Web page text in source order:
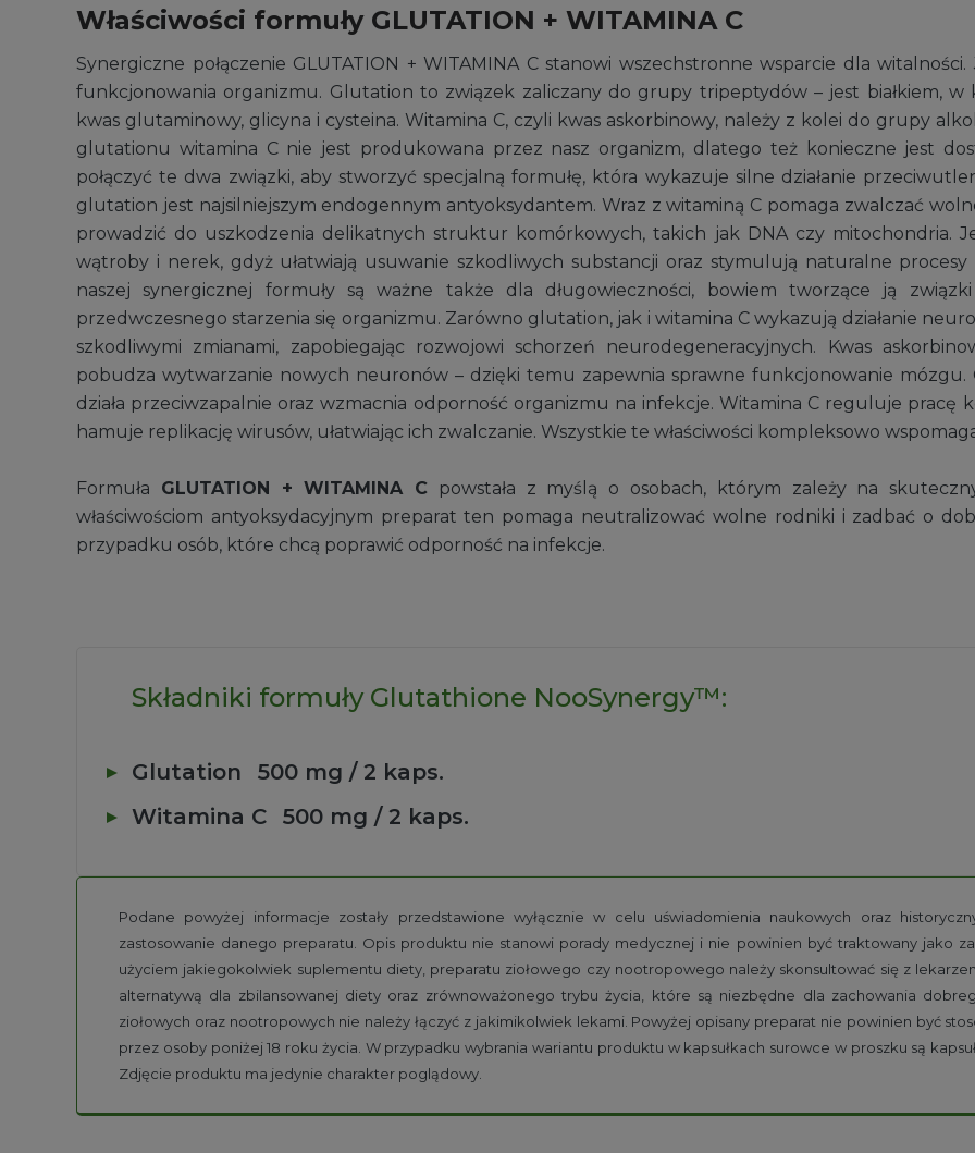
Właściwości formuły GLUTATION + WITAMINA C
Synergiczne połączenie GLUTATION + WITAMINA C stanowi wszechstronne wsparcie dla
funkcjonowania organizmu. Glutation to związek zaliczany do grupy tripeptydów – jest białkiem, w
kwas glutaminowy, glicyna i cysteina. Witamina C, czyli kwas askorbinowy, należy z kolei do grupy
glutationu witamina C nie jest produkowana przez nasz organizm, dlatego też konieczne jest
połączyć te dwa związki, aby stworzyć specjalną formułę, która wykazuje silne działanie
glutation jest najsilniejszym endogennym antyoksydantem. Wraz z witaminą C pomaga zwalczać
prowadzić do uszkodzenia delikatnych struktur komórkowych, takich jak DNA czy mitochondria.
wątroby i nerek, gdyż ułatwiają usuwanie szkodliwych substancji oraz stymulują naturalne procesy
naszej synergicznej formuły są ważne także dla długowieczności, bowiem tworzące ją
przedwczesnego starzenia się organizmu. Zarówno glutation, jak i witamina C wykazują działanie
szkodliwymi zmianami, zapobiegając rozwojowi schorzeń neurodegeneracyjnych. Kwas
pobudza wytwarzanie nowych neuronów – dzięki temu zapewnia sprawne funkcjonowanie mózgu.
działa przeciwzapalnie oraz wzmacnia odporność organizmu na infekcje. Witamina C reguluje
hamuje replikację wirusów, ułatwiając ich zwalczanie. Wszystkie te właściwości kompleksowo
Formuła GLUTATION + WITAMINA C powstała z myślą o osobach, którym zależy na
właściwościom antyoksydacyjnym preparat ten pomaga neutralizować wolne rodniki i zadbać o
przypadku osób, które chcą poprawić odporność na infekcje.
Składniki formuły Glutathione NooSynergy™:
Glutation
500 mg / 2 kaps.
Witamina C
500 mg / 2 kaps.
Podane powyżej informacje zostały przedstawione wyłącznie w celu uświadomienia naukowych oraz
zastosowanie danego preparatu. Opis produktu nie stanowi porady medycznej i nie powinien być traktowany jako
użyciem jakiegokolwiek suplementu diety, preparatu ziołowego czy nootropowego należy skonsultować się z
alternatywą dla zbilansowanej diety oraz zrównoważonego trybu życia, które są niezbędne dla zachowania
ziołowych oraz nootropowych nie należy łączyć z jakimikolwiek lekami. Powyżej opisany preparat nie powinien być
przez osoby poniżej 18 roku życia. W przypadku wybrania wariantu produktu w kapsułkach surowce w proszku są
Zdjęcie produktu ma jedynie charakter poglądowy.